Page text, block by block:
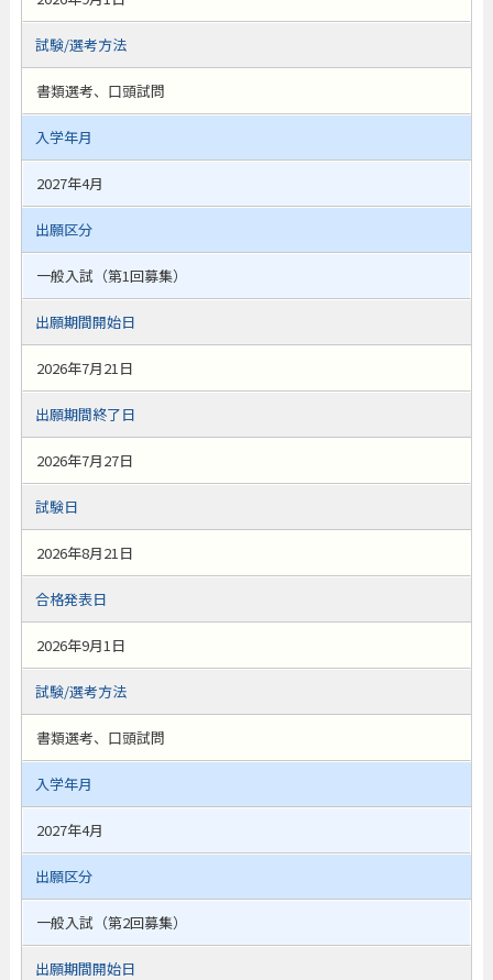
試験/選考方法
書類選考、口頭試問
入学年月
2027年4月
出願区分
一般入試（第1回募集）
出願期間開始日
2026年7月21日
出願期間終了日
2026年7月27日
試験日
2026年8月21日
合格発表日
2026年9月1日
試験/選考方法
書類選考、口頭試問
入学年月
2027年4月
出願区分
一般入試（第2回募集）
出願期間開始日